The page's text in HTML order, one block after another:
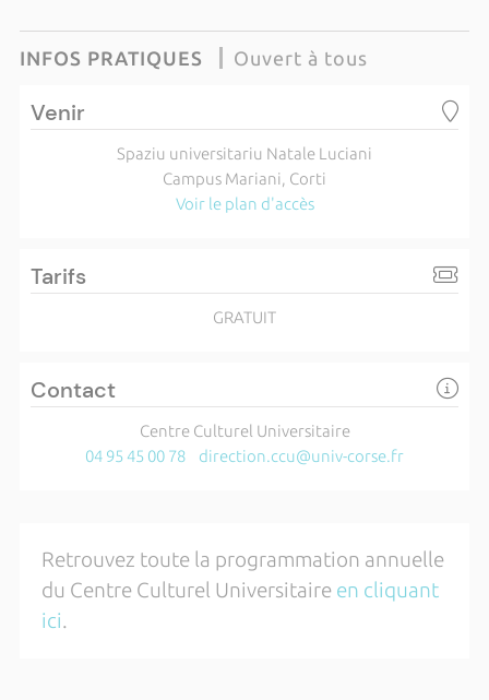
INFOS PRATIQUES Ouvert à tous
Venir
Spaziu universitariu Natale Luciani
Campus Mariani, Corti
Voir le plan d'accès
Tarifs
GRATUIT
Contact
Centre Culturel Universitaire
04 95 45 00 78
direction.ccu@univ-corse.fr
Retrouvez toute la programmation annuelle
du Centre Culturel Universitaire en cliquant
ici.